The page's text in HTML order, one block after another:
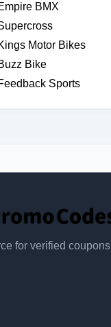
BMX
Motor Bikes
Bike
Sports
for verified coupons